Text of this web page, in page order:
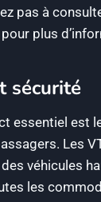
pas à
pour plus
sécurité
essentiel est
Les
véhicules
les